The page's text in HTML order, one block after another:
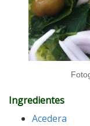
Ingredientes
Acedera